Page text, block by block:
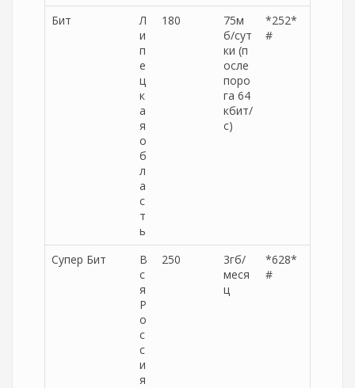
Бит
Л
и
п
е
ц
к
а
я
о
б
л
а
с
т
ь
180
75м
б/сут
ки (п
осле
поро
га 64
кбит/
с)
*252*
#
Супер Бит
В
с
я
Р
о
с
с
и
я
250
3гб/
меся
ц
*628*
#